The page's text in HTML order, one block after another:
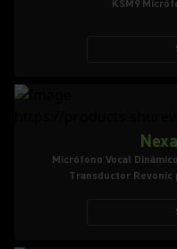
KSM9
Micrófono Vocal
Transductor Revonic